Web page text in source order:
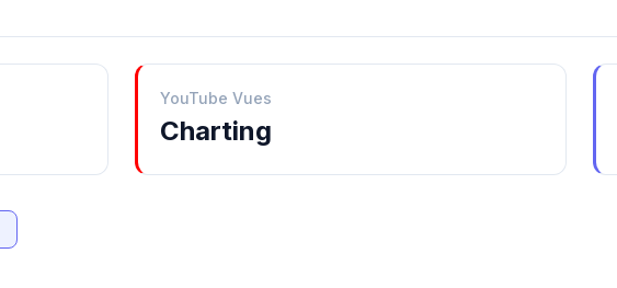
YouTube Vues
Charting